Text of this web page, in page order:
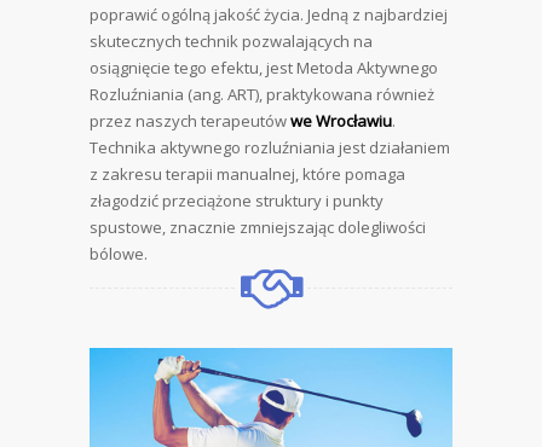
poprawić ogólną jakość życia. Jedną z najbardziej
skutecznych technik pozwalających na
osiągnięcie tego efektu, jest Metoda Aktywnego
Rozluźniania (ang. ART), praktykowana również
przez naszych terapeutówwe Wrocławiu.
Technika aktywnego rozluźniania jest działaniem
z zakresu terapii manualnej, które pomaga
złagodzić przeciążone struktury i punkty
spustowe, znacznie zmniejszając dolegliwości
bólowe.